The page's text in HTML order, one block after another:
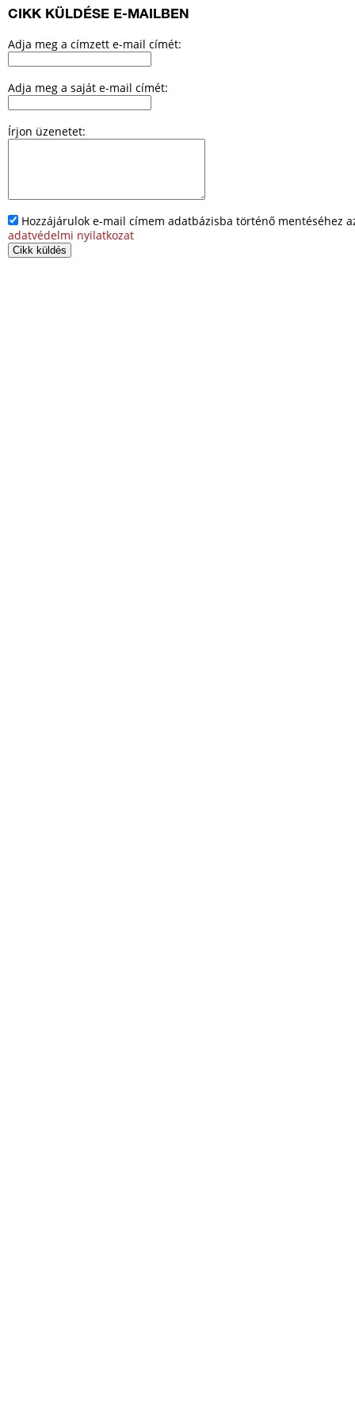
CIKK KÜLDÉSE E-MAILBEN
Adja meg a címzett e-mail címét:
Adja meg a saját e-mail címét:
Írjon üzenetet:
Hozzájárulok e-mail címem adatbázisba történő mentéséhez
adatvédelmi nyilatkozat